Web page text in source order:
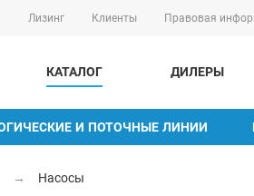
Лизинг Клиенты Правовая
КАТАЛОГ ДИЛЕРЫ
И ПОТОЧНЫЕ ЛИНИИ
→ Насосы